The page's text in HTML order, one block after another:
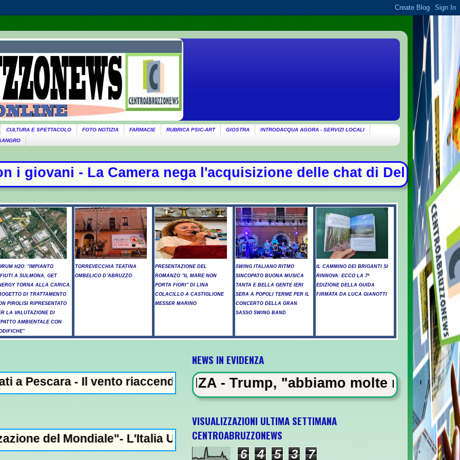
CULTURA E SPETTACOLO FOTO NOTIZIA FARMACIE RUBRICA PSIC-ART GIOSTRA
INTRODACQUA AGORA - SERVIZI LOCALI
nega l'acquisizione delle chat di Delmastro. Tensione in
H2O: "IMPIANTO
A SULMONA, GET
TORNA ALLA CARICA.
DI TRATTAMENTO
PIROLISI RIPRESENTATO
LA VALUTAZIONE DI
AMBIENTALE CON
TORREVECCHIA TEATINA
OMBELICO D’ABRUZZO
PRESENTAZIONE DEL
ROMANZO "IL MARE NON
PORTA FIORI" DI LINA
COLACILLO A CASTIGLIONE
MESSER MARINO
SWING ITALIANO RITMO
SINCOPATO BUONA MUSICA
TANTA E BELLA GENTE IERI
SERA A POPOLI TERME PER IL
CONCERTO DELLA GRAN
SASSO SWING BAND
IL CAMMINO DEI BRIGANTI SI
RINNOVA: ECCO LA 7ª
EDIZIONE DELLA GUIDA
FIRMATA DA LUCA GIANOTTI
Il vento riaccende il rogo nell'Aquilano, emergenza in Abruzzo -
L'Italia U21 il 5 ottobre a Pescara l'ultima gara di qualificazione a Euro
NEWS IN EVIDENZA
NEWS IN EVIDENZA - Trump, "abbiamo molte munizioni,
VISUALIZZAZIONI ULTIMA SETTIMANA
CENTROABRUZZONEWS
6 4 5 3 7